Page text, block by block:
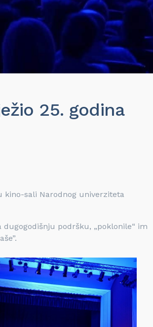
25. godina
kino-sali Narodnog univerziteta
podršku, „poklonile“ im